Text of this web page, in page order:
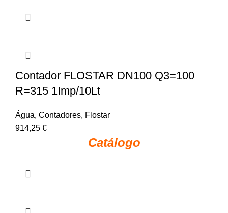
Contador FLOSTAR DN100 Q3=100
R=315 1Imp/10Lt
Água, Contadores, Flostar
914,25 €
Catálogo